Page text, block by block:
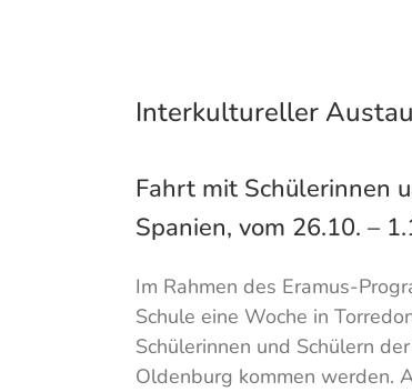
Interkultureller
Fahrt mit Schülerinnen
Spanien, vom 26.10. –
Im Rahmen des Eramus-
Schule eine Woche in
Schülerinnen und Schülern
Oldenburg kommen werden.